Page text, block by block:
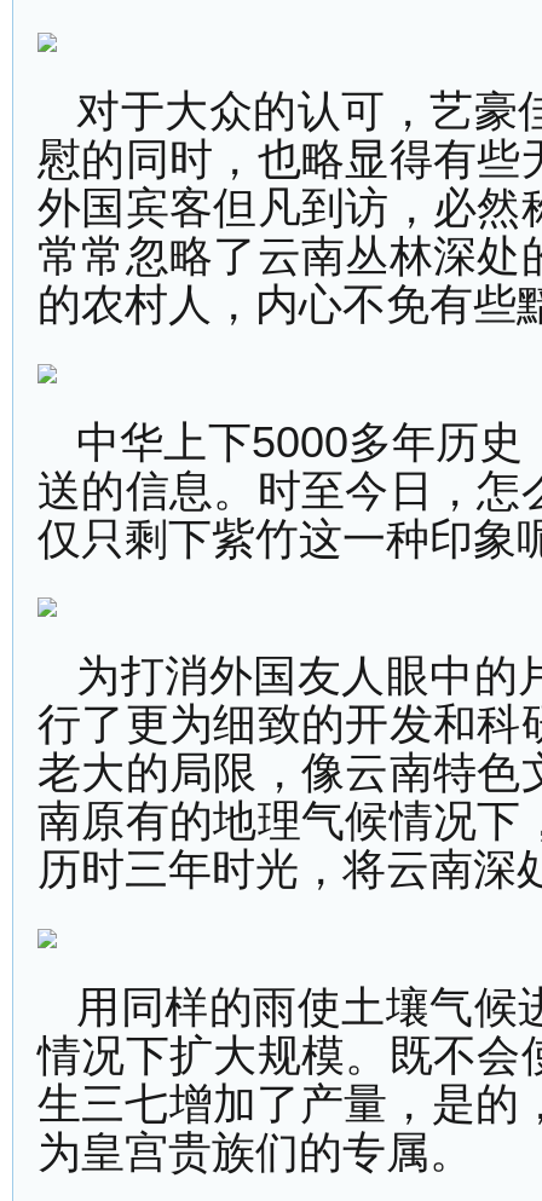
对于大众的认可，艺豪
慰的同时，也略显得有
外国宾客但凡到访，必然
常常忽略了云南丛林深
的农村人，内心不免有些
中华上下5000多年历
送的信息。时至今日，
仅只剩下紫竹这一种印象
为打消外国友人眼中的
行了更为细致的开发和科
老大的局限，像云南特色
南原有的地理气候情况下
历时三年时光，将云南深
用同样的雨使土壤气候
情况下扩大规模。既不会
生三七增加了产量，是的
为皇宫贵族们的专属。